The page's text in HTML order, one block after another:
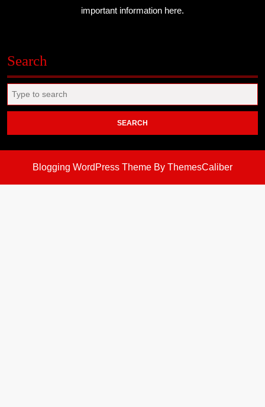
important information here.
Search
for:
Blogging WordPress Theme By ThemesCaliber